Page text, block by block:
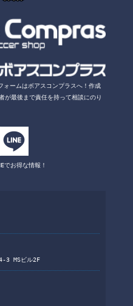
ォームはボアスコンプラスへ！ 作成
が最後まで責任を持って相談にのり
でお得な情報！
3 MSビル2F